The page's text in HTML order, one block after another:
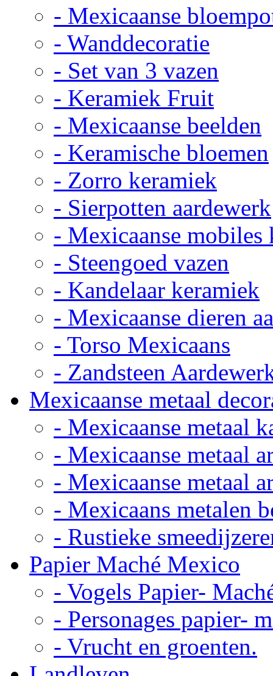
- Mexicaanse
- Wanddecoratie
- Set van 3 vazen
- Keramiek Fruit
- Mexicaanse beelden
- Keramische bloemen
- Zorro keramiek
- Sierpotten aardewerk
- Mexicaanse mobiles
- Steengoed vazen
- Kandelaar keramiek
- Mexicaanse dieren
- Torso Mexicaans
- Zandsteen
Mexicaanse metaal
- Mexicaanse metaal
- Mexicaanse metaal
- Mexicaanse metaal
- Mexicaans metalen
- Rustieke
Papier Maché Mexico
- Vogels Papier-
- Personages papier-
- Vrucht en groenten.